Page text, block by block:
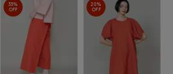
33%
OFF
20%
OFF